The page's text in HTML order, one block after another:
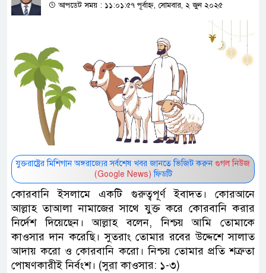
আপডেট সময় : ১১:০১:৫৭ পূর্বাহ্ন, সোমবার, ২ জুন ২০২৫
যুক্তরাষ্ট্রের মিশিগান অঙ্গরাজ্যের সর্বশেষ খবর জানতে ভিজিট করুন গুগল নিউজ
(Google News) ফিডটি
কোরবানি ইসলামে একটি গুরুত্বপূর্ণ ইবাদত। কোরআনে
আল্লাহ তাআলা নামাজের সাথে যুক্ত করে কোরবানি করার
নির্দেশ দিয়েছেন। আল্লাহ বলেন, নিশ্চয় আমি তোমাকে
কাওসার দান করেছি। সুতরাং তোমার রবের উদ্দেশে সালাত
আদায় করো ও কোরবানি করো। নিশ্চয় তোমার প্রতি শত্রুতা
পোষণকারীই নির্বংশ। (সুরা কাওসার: ১-৩)